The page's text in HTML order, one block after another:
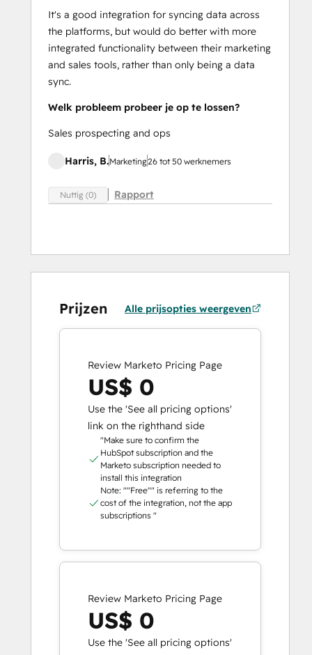
It's a good integration for syncing data across
the platforms, but would do better with more
integrated functionality between their marketing
and sales tools, rather than only being a data
sync.
Welk probleem probeer je op te lossen?
Sales prospecting and ops
Harris, B.Marketing26 tot 50 werknemers
Nuttig (0) Rapport
Prijzen Alle prijsopties weergeven
Review Marketo Pricing Page
US$ 0
Use the 'See all pricing options'
link on the righthand side
"Make sure to confirm the
HubSpot subscription and the
Marketo subscription needed to
install this integration
Note: ""Free"" is referring to the
cost of the integration, not the app
subscriptions "
Review Marketo Pricing Page
US$ 0
Use the 'See all pricing options'